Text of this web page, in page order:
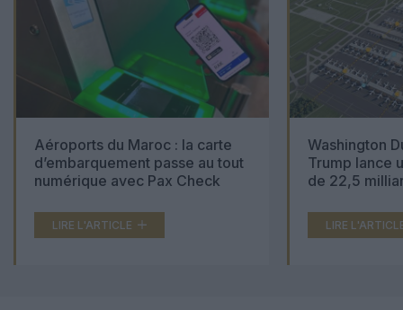
Aéroports du Maroc : la carte
d’embarquement passe au tout
numérique avec Pax Check
LIRE L'ARTICLE
Washington
Trump lance
de 22,5
LIRE